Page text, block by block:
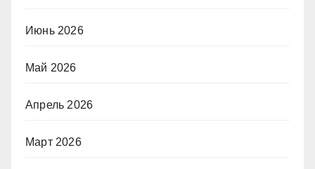
Июнь 2026
Май 2026
Апрель 2026
Март 2026